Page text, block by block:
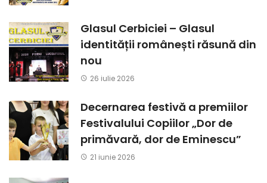
Glasul Cerbiciei – Glasul
identității românești răsună din
nou
26 iulie 2026
Decernarea festivă a premiilor
Festivalului Copiilor „Dor de
primăvară, dor de Eminescu”
21 iunie 2026